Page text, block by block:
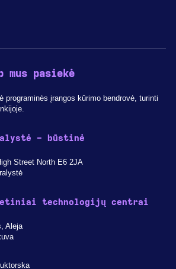
pasiekė
programinės įrangos kūrimo bendrovė, turinti
- būstinė
Street North E6 2JA
technologijų centrai
Aleja